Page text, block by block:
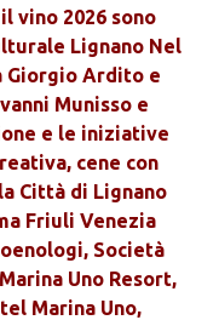
vino 2026 sono
Lignano Nel
Giorgio Ardito e
Munisso e
e le iniziative
cene con
Città di Lignano
Friuli Venezia
Società
Uno Resort,
Marina Uno,